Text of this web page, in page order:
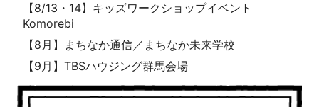
【8/13・14】キッズワークショップイベント
Komorebi
【8月】まちなか通信／まちなか未来学校
【9月】TBSハウジング群馬会場